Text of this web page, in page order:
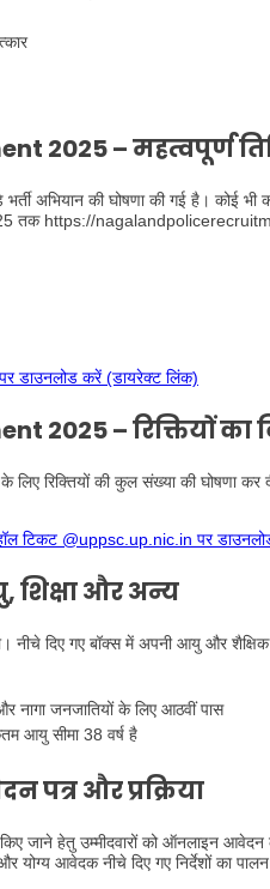
2025 – महत्वपूर्ण
अभियान की घोषणा की गई है। कोई
तक https://
डाउनलोड करें (डायरेक्ट लिंक)
2025 – रिक्तियों का
रिक्तियों की कुल संख्या की घोषणा कर
टिकट @uppsc.up.nic.in पर
शिक्षा और अन्य
नीचे दिए गए बॉक्स में अपनी आयु और
नागा जनजातियों के लिए आठवीं पास
आयु सीमा 38 वर्ष है
पत्र और प्रक्रिया
किए जाने हेतु उम्मीदवारों को ऑनलाइन
आवेदक नीचे दिए गए निर्देशों का